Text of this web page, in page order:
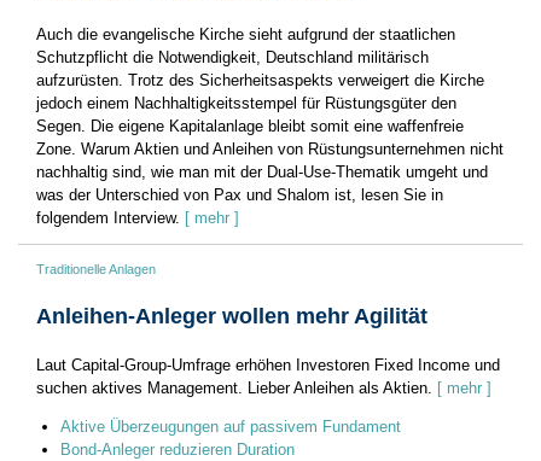
Auch die evangelische Kirche sieht aufgrund der staatlichen
Schutzpflicht die Notwendigkeit, Deutschland militärisch
aufzurüsten. Trotz des Sicherheitsaspekts verweigert die Kirche
jedoch einem Nachhaltigkeitsstempel für Rüstungsgüter den
Segen. Die eigene Kapitalanlage bleibt somit eine waffenfreie
Zone. Warum Aktien und Anleihen von Rüstungsunternehmen nicht
nachhaltig sind, wie man mit der Dual-Use-Thematik umgeht und
was der Unterschied von Pax und Shalom ist, lesen Sie in
folgendem Interview. [ mehr ]
Traditionelle Anlagen
Anleihen-Anleger wollen mehr Agilität
Laut Capital-Group-Umfrage erhöhen Investoren Fixed Income und
suchen aktives Management. Lieber Anleihen als Aktien. [ mehr ]
Aktive Überzeugungen auf passivem Fundament
Bond-Anleger reduzieren Duration